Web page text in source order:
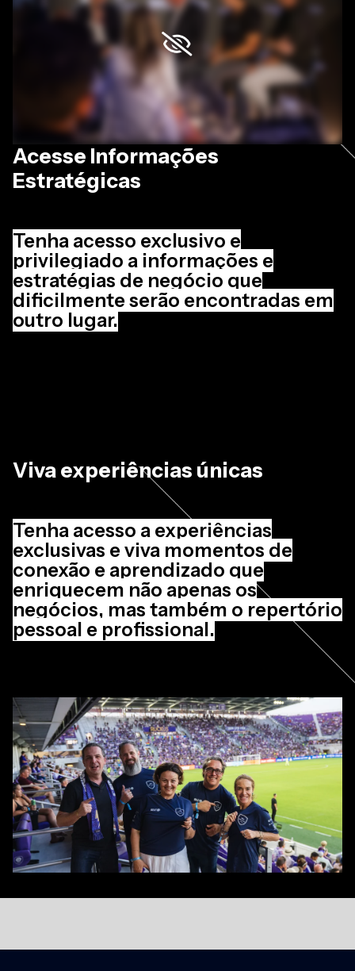
Acesse Informações
Estratégicas
Tenha acesso exclusivo e
privilegiado a informações e
estratégias de negócio que
dificilmente serão encontradas em
outro lugar.
Viva experiências únicas
Tenha acesso a experiências
exclusivas e viva momentos de
conexão e aprendizado que
enriquecem não apenas os
negócios, mas também o repertório
pessoal e profissional.